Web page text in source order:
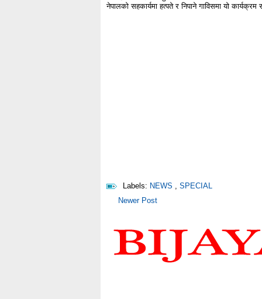
नेपालको सहकार्यमा हत्पते र निपाने गाविसमा यो
Labels: NEWS
SPECIAL
Newer Post